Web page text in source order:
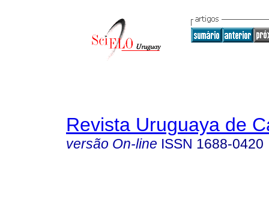
Revista Uruguaya de
versão On-line ISSN 1688-0420